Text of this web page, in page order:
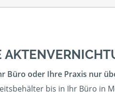
Büro oder Ihre Praxis nur
bis in Ihr Büro in